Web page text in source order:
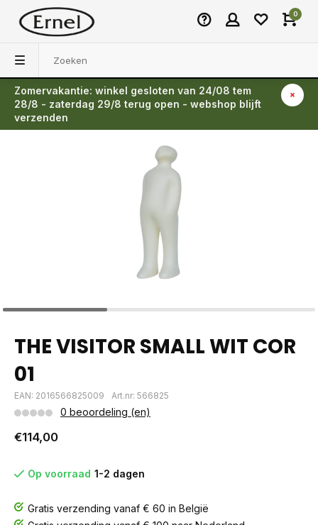
0
Zomervakantie: winkel gesloten van 24/08 tem
28/8 - zaterdag 29/8 terug open - webshop blijft
verzenden
Terug
THE VISITOR SMALL WIT COR
01
EAN: 2016566825009 Art.nr: 566825
0 beoordeling (en)
€114,00
Op voorraad 1-2 dagen
Gratis verzending vanaf € 60 in België